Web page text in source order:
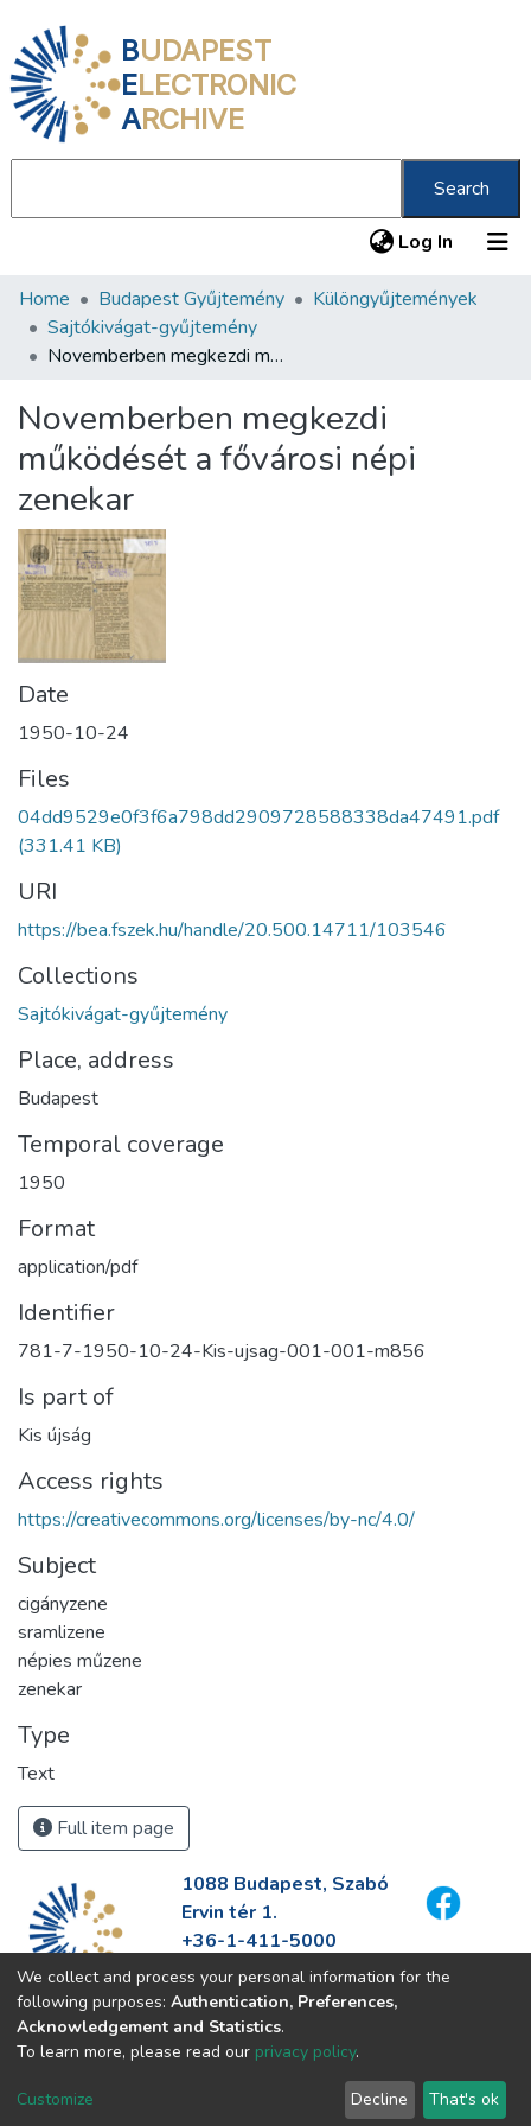
BUDAPEST
ELECTRONIC
ARCHIVE
Search
Log In (current)
Communities & Collections
All of DSpace
About us
Home Budapest Gyűjtemény
Különgyűjtemények
Sajtókivágat-gyűjtemény
Novemberben megkezdi működését a fővárosi népi zenekar
Novemberben megkezdi
működését a fővárosi népi
zenekar
Date
1950-10-24
Files
04dd9529e0f3f6a798dd2909728588338da47491.pdf
(331.41 KB)
URI
https://bea.fszek.hu/handle/20.500.14711/103546
Collections
Sajtókivágat-gyűjtemény
Place, address
Budapest
Temporal coverage
1950
Format
application/pdf
Identifier
781-7-1950-10-24-Kis-ujsag-001-001-m856
Is part of
Kis újság
Access rights
https://creativecommons.org/licenses/by-nc/4.0/
Subject
cigányzene
sramlizene
népies műzene
zenekar
Type
Text
Full item page
1088 Budapest, Szabó
Ervin tér 1.
+36-1-411-5000
info@fszek.hu
https://fszek.hu
We collect and process your personal information for the
following purposes: Authentication, Preferences,
Acknowledgement and Statistics.
To learn more, please read our privacy policy.
Customize Decline That's ok